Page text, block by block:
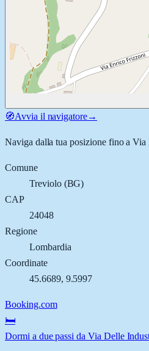
🧭Avvia il navigatore→
Naviga dalla tua posizione fino aVia
Comune
Treviolo(BG)
CAP
24048
Regione
Lombardia
Coordinate
45.6689, 9.5997
Booking.com
🛏️
Dormi a due passi da Via Delle